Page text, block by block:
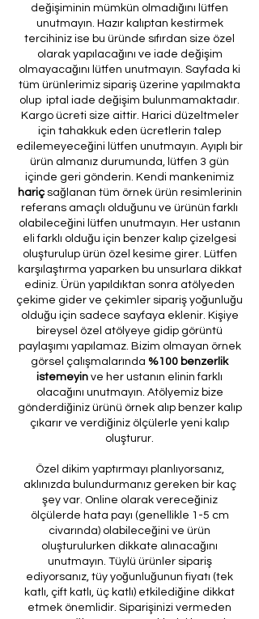
değişiminin mümkün olmadığını lütfen
unutmayın. Hazır kalıptan kestirmek
tercihiniz ise bu üründe sıfırdan size özel
olarak yapılacağını ve iade değişim
olmayacağını lütfen unutmayın. Sayfada ki
tüm ürünlerimiz sipariş üzerine yapılmakta
olup iptal iade değişim bulunmamaktadır.
Kargo ücreti size aittir. Harici düzeltmeler
için tahakkuk eden ücretlerin talep
edilemeyeceğini lütfen unutmayın. Ayıplı bir
ürün almanız durumunda, lütfen 3 gün
içinde geri gönderin. Kendi mankenimiz
hariçsağlanan tüm örnek ürün resimlerinin
referans amaçlı olduğunu ve ürünün farklı
olabileceğini lütfen unutmayın. Her ustanın
eli farklı olduğu için benzer kalıp çizelgesi
oluşturulup ürün özel kesime girer. Lütfen
karşılaştırma yaparken bu unsurlara dikkat
ediniz. Ürün yapıldıktan sonra atölyeden
çekime gider ve çekimler sipariş yoğunluğu
olduğu için sadece sayfaya eklenir. Kişiye
bireysel özel atölyeye gidip görüntü
paylaşımı yapılamaz. Bizim olmayan örnek
görsel çalışmalarında %100 benzerlik
istemeyin ve her ustanın elinin farklı
olacağını unutmayın. Atölyemiz bize
gönderdiğiniz ürünü örnek alıp benzer kalıp
çıkarır ve verdiğiniz ölçülerle yeni kalıp
oluşturur.
Özel dikim yaptırmayı planlıyorsanız,
aklınızda bulundurmanız gereken bir kaç
şey var. Online olarak vereceğiniz
ölçülerde hata payı (genellikle 1-5 cm
civarında) olabileceğini ve ürün
oluşturulurken dikkate alınacağını
unutmayın. Tüylü ürünler sipariş
ediyorsanız, tüy yoğunluğunun fiyatı (tek
katlı, çift katlı, üç katlı) etkilediğine dikkat
etmek önemlidir. Siparişinizi vermeden